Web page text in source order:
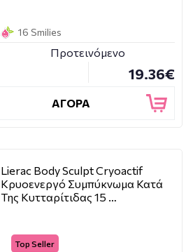
16 Smilies
Προτεινόμενο
19.36€
ΑΓΟΡΑ
Lierac Body Sculpt Cryoactif
Κρυοενεργό Συμπύκνωμα Κατά
Της Κυτταρίτιδας 15 …
Top Seller